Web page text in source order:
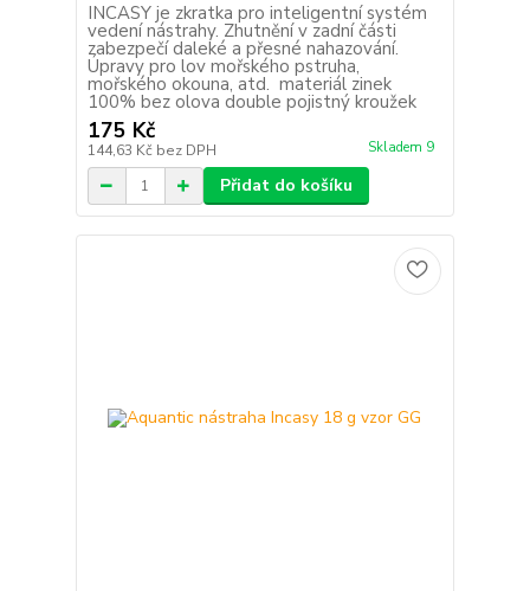
INCASY je zkratka pro inteligentní systém
vedení nástrahy. Zhutnění v zadní části
zabezpečí daleké a přesné nahazování.
Úpravy pro lov mořského pstruha,
mořského okouna, atd. materiál zinek
100% bez olova double pojistný kroužek
175 Kč
144,63 Kč bez DPH Skladem 9
Přidat do košíku